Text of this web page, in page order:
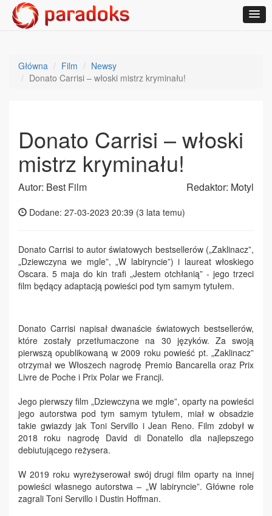
Główna Film
Newsy
Donato Carrisi – włoski mistrz kryminału!
Donato Carrisi – włoski
mistrz kryminału!
Autor: Best Film Redaktor: Motyl
Dodane: 27-03-2023 20:39 (3 lata temu)
Donato Carrisi to autor światowych bestsellerów („Zaklinacz”,
„Dziewczyna we mgle”, „W labiryncie”) i laureat włoskiego
Oscara. 5 maja do kin trafi „Jestem otchłanią” - jego trzeci
film będący adaptacją powieści pod tym samym tytułem.
Donato Carrisi napisał dwanaście światowych bestsellerów,
które zostały przetłumaczone na 30 języków. Za swoją
pierwszą opublikowaną w 2009 roku powieść pt. „Zaklinacz”
otrzymał we Włoszech nagrodę Premio Bancarella oraz Prix
Livre de Poche i Prix Polar we Francji.
Jego pierwszy film „Dziewczyna we mgle”, oparty na powieści
jego autorstwa pod tym samym tytułem, miał w obsadzie
takie gwiazdy jak Toni Servillo i Jean Reno. Film zdobył w
2018 roku nagrodę David di Donatello dla najlepszego
debiutującego reżysera.
W 2019 roku wyreżyserował swój drugi film oparty na innej
powieści własnego autorstwa – „W labiryncie”. Główne role
zagrali Toni Servillo i Dustin Hoffman.